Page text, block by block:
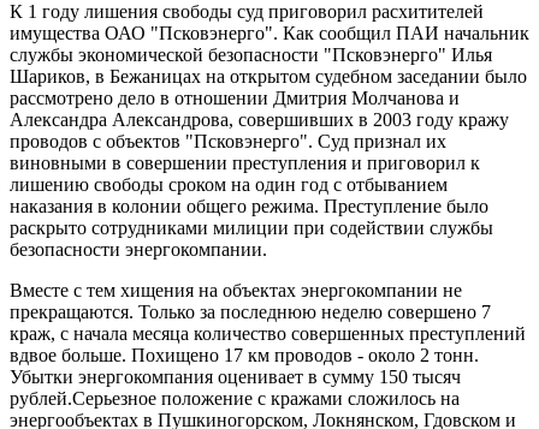
К 1 году лишения свободы суд приговорил расхитителей
имущества ОАО "Псковэнерго". Как сообщил ПАИ начальник
службы экономической безопасности "Псковэнерго" Илья
Шариков, в Бежаницах на открытом судебном заседании было
рассмотрено дело в отношении Дмитрия Молчанова и
Александра Александрова, совершивших в 2003 году кражу
проводов с объектов "Псковэнерго". Суд признал их
виновными в совершении преступления и приговорил к
лишению свободы сроком на один год с отбыванием
наказания в колонии общего режима. Преступление было
раскрыто сотрудниками милиции при содействии службы
безопасности энергокомпании.
Вместе с тем хищения на объектах энергокомпании не
прекращаются. Только за последнюю неделю совершено 7
краж, с начала месяца количество совершенных преступлений
вдвое больше. Похищено 17 км проводов - около 2 тонн.
Убытки энергокомпания оценивает в сумму 150 тысяч
рублей.Серьезное положение с кражами сложилось на
энергообъектах в Пушкиногорском, Локнянском, Гдовском и